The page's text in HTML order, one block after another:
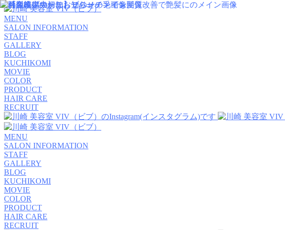
MENU
SALON INFORMATION
STAFF
GALLERY
BLOG
KUCHIKOMI
MOVIE
COLOR
PRODUCT
HAIR CARE
RECRUIT
MENU
SALON INFORMATION
STAFF
GALLERY
BLOG
KUCHIKOMI
MOVIE
COLOR
PRODUCT
HAIR CARE
RECRUIT